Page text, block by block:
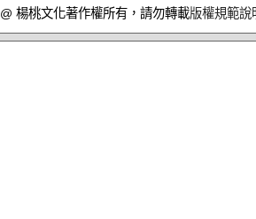
@ 楊桃文化著作權所有，請勿轉載版權規範說